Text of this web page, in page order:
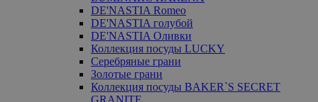
DE'NASTIA Romeo
DE'NASTIA голубой
DE'NASTIA Оливки
Коллекция посуды LUCKY
Серебряные грани
Золотые грани
Коллекция посуды BAKER`S SECRET
GRANITE